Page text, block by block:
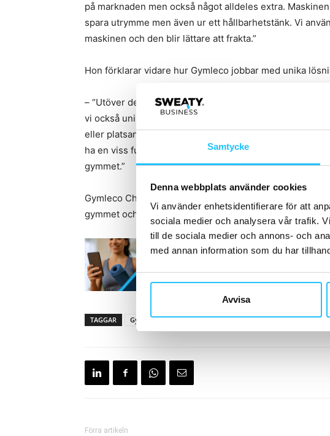
Samtycke
Denna webbplats använder cookies
Vi använder enhetsidentifierare för att
sociala medier och analysera vår trafik.
till de sociala medier och annons- och
med annan information som du har
Avvisa
på marknaden men också något alldeles extra.
spara utrymme men även ur ett hållbarhetstänk. Vi
maskinen och den blir lättare att frakta.”
Hon förklarar vidare hur Gymleco jobbar med unika
– “Utöver den produktutveckling vi gör utefter
vi också unika lösningar för kunder och partners som vill
eller platsanpassat för dem. Det kan till exempel vara en
ha en viss funktion eller som ska passa ett utrymme
gymmet.”
Gymleco Chest Press Standing har i veckan levererats
gymmet och finns att beställa hos
Gymleco.com
TAGGAR Gymleco Gymleco Chest Press Standing Linda
Förra artikeln